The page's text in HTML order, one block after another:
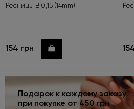
Ресницы B 0,15 (14mm)
154 грн Купить
Подарок к каждому заказу
при покупке от 450 грн